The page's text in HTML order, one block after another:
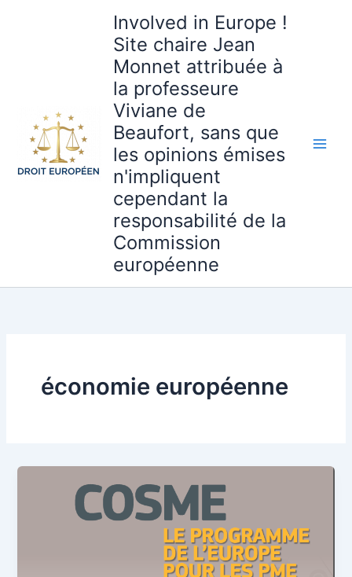
Involved in Europe !
Site chaire Jean
Monnet attribuée à
la professeure
Viviane de
Beaufort, sans que
les opinions émises
n'impliquent
cependant la
responsabilité de la
Commission
européenne
économie européenne